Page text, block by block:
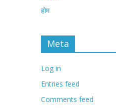
होम
Meta
Log in
Entries feed
Comments feed